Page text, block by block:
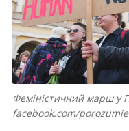
Феміністичний марш у
facebook.com/